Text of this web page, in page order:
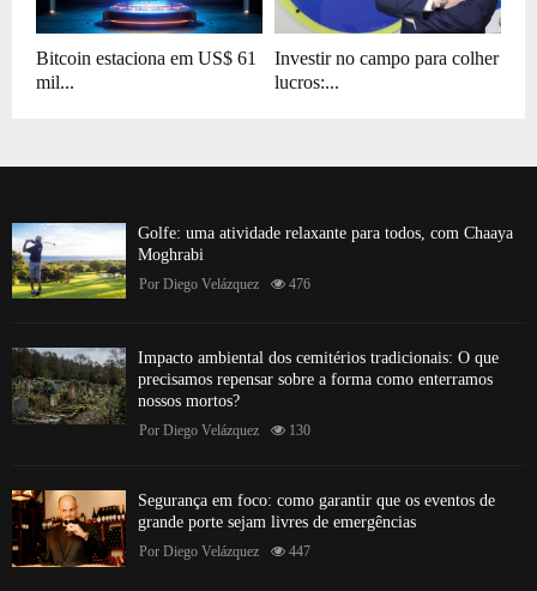
Bitcoin estaciona em US$ 61
mil...
Investir no campo para colher
lucros:...
Golfe: uma atividade relaxante para todos, com Chaaya
Moghrabi
Por Diego Velázquez 476
Impacto ambiental dos cemitérios tradicionais: O que
precisamos repensar sobre a forma como enterramos
nossos mortos?
Por Diego Velázquez 130
Segurança em foco: como garantir que os eventos de
grande porte sejam livres de emergências
Por Diego Velázquez 447